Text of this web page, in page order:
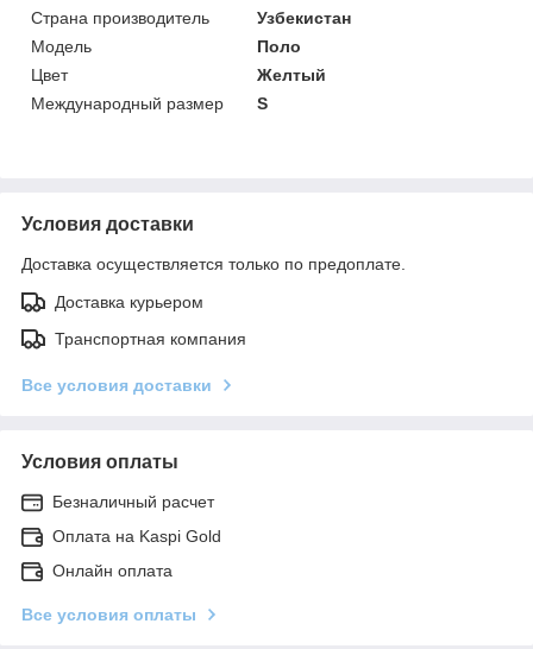
Страна производитель
Узбекистан
Мoдель
Поло
Цвет
Желтый
Международный размер
S
Условия доставки
Доставка осуществляется только по предоплате.
Доставка курьером
Транспортная компания
Все условия доставки
Условия оплаты
Безналичный расчет
Оплата на Kaspi Gold
Онлайн оплата
Все условия оплаты